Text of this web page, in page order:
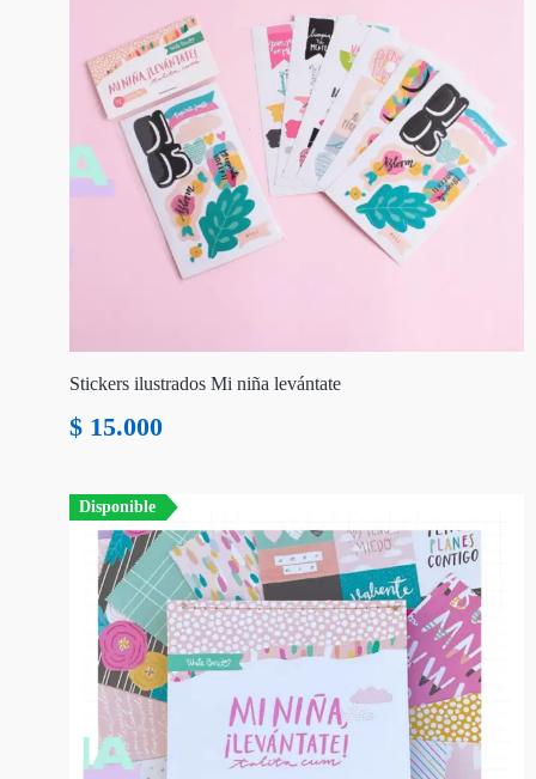
Stickers ilustrados Mi niña levántate
$ 15.000
Disponible